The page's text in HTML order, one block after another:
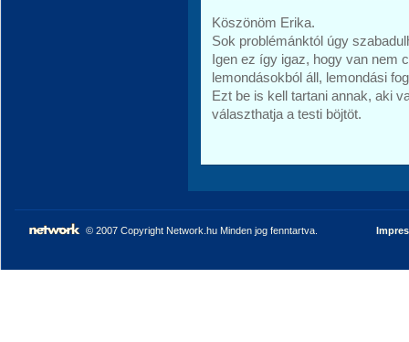
Köszönöm Erika.
Sok problémánktól úgy
Igen ez így igaz, hogy van nem
lemondásokból áll, lemondási
Ezt be is kell tartani annak, aki
választhatja a testi böjtöt.
© 2007 Copyright Network.hu Minden jog fenntartva.